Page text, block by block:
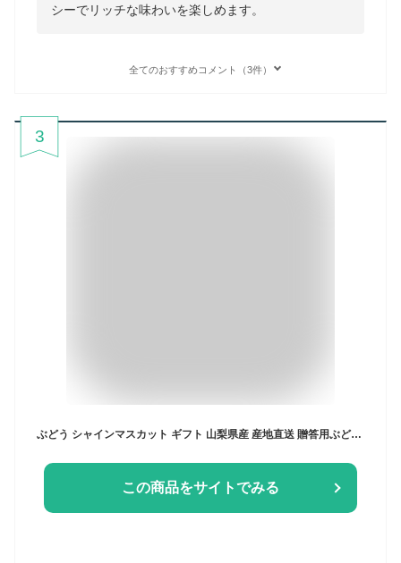
シーでリッチな味わいを楽しめます。
全てのおすすめコメント（3件）
3
ぶどう シャインマスカット ギフト 山梨県産 産地直送 贈答用ぶどう 送料無料※一部地域を除く【お中元 敬老の日 ギフト プレゼント 贈り物 フルーツ 果物 ブドウ 葡萄 内祝 お誕生日プレゼント 御礼 御祝 残暑緒見舞い 御供】
この商品をサイトでみる